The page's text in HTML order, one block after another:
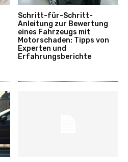
Schritt-für-Schritt-
Anleitung zur Bewertung
eines Fahrzeugs mit
Motorschaden: Tipps von
Experten und
Erfahrungsberichte